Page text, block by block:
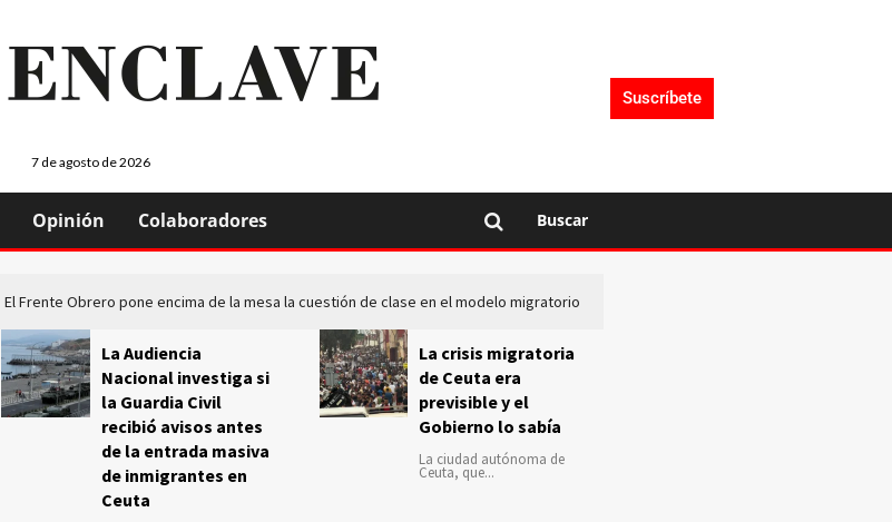
7 de agosto de 2026
Suscríbete
Opinión Colaboradores Buscar
El Frente Obrero pone encima de la mesa la cuestión de clase en el modelo migratorio
La Audiencia
Nacional investiga si
la Guardia Civil
recibió avisos antes
de la entrada masiva
de inmigrantes en
Ceuta
La crisis migratoria
de Ceuta era
previsible y el
Gobierno lo sabía
La ciudad autónoma de
Ceuta, que...